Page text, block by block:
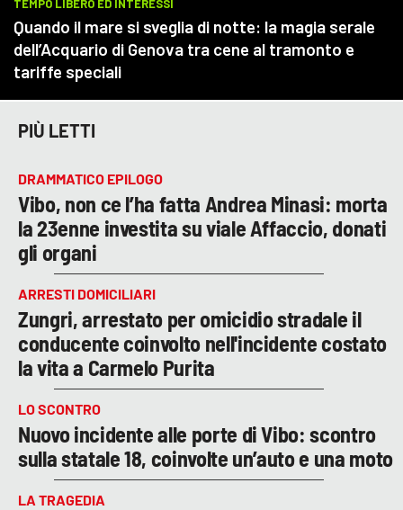
PIÙ LETTI
DRAMMATICO EPILOGO
Vibo, non ce l’ha fatta Andrea Minasi: morta
la 23enne investita su viale Affaccio, donati
gli organi
ARRESTI DOMICILIARI
Zungri, arrestato per omicidio stradale il
conducente coinvolto nell'incidente costato
la vita a Carmelo Purita
LO SCONTRO
Nuovo incidente alle porte di Vibo: scontro
sulla statale 18, coinvolte un’auto e una moto
LA TRAGEDIA